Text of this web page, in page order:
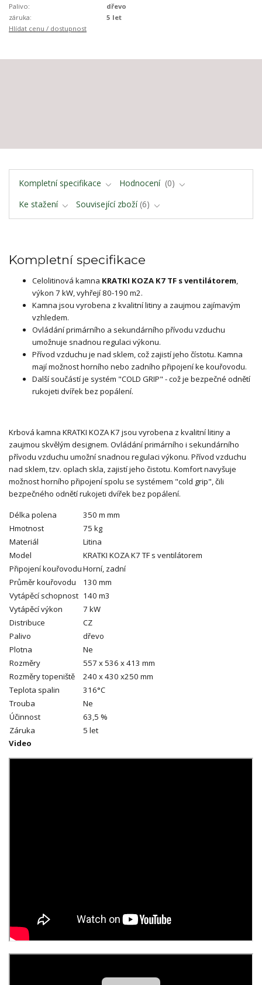
Palivo:
dřevo
záruka:
5 let
Hlídat cenu / dostupnost
Kompletní specifikace Hodnocení
0
Ke stažení
Související zboží 6
Kompletní specifikace
Celolitinová kamna KRATKI KOZA K7 TF s ventilátorem,
výkon 7 kW, vyhřejí 80-190 m2.
Kamna jsou vyrobena z kvalitní litiny a zaujmou zajímavým
vzhledem.
Ovládání primárního a sekundárního přívodu vzduchu
umožnuje snadnou regulaci výkonu.
Přívod vzduchu je nad sklem, což zajistí jeho čístotu. Kamna
mají možnost horního nebo zadního připojení ke kouřovodu.
Další součástí je systém "COLD GRIP" - což je bezpečné odnětí
rukojeti dvířek bez popálení.
Krbová kamna KRATKI KOZA K7 jsou vyrobena z kvalitní litiny a
zaujmou skvělým designem. Ovládání primárního i sekundárního
přívodu vzduchu umožní snadnou regulaci výkonu. Přívod vzduchu
nad sklem, tzv. oplach skla, zajistí jeho čistotu. Komfort navyšuje
možnost horního připojení spolu se systémem "cold grip", čili
bezpečného odnětí rukojeti dvířek bez popálení.
Délka polena
350 m mm
Hmotnost
75 kg
Materiál
Litina
Model
KRATKI KOZA K7 TF s ventilátorem
Připojení kouřovoduHorní, zadní
Průměr kouřovodu
130 mm
Vytápěcí schopnost 140 m3
Vytápěcí výkon
7 kW
Distribuce
CZ
Palivo
dřevo
Plotna
Ne
Rozměry
557 x 536 x 413 mm
Rozměry topeniště
240 x 430 x250 mm
Teplota spalin
316°C
Trouba
Ne
Účinnost
63,5 %
Záruka
5 let
Video